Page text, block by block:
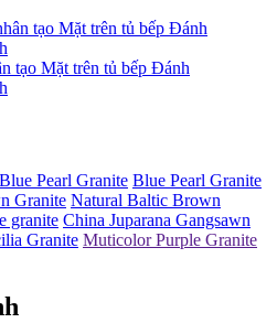
tạo Mặt trên tủ bếp Đánh
Pearl Granite Blue Pearl Granite
Granite Natural Baltic Brown
granite China Juparana Gangsawn
Granite Muticolor Purple Granite